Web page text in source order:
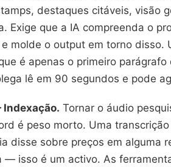
destaques citáveis, visão
Exige que a IA compreenda o
molde o output em torno
é apenas o primeiro
lê em 90 segundos e pode
Tornar o áudio
é peso morto. Uma
disse sobre preços em alguma
— isso é um activo. As